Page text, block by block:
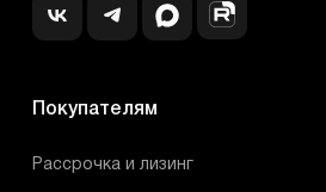
Покупателям
Рассрочка и лизинг